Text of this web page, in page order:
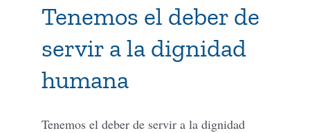
Tenemos el deber de
servir a la dignidad
humana
Tenemos el deber de servir a la dignidad